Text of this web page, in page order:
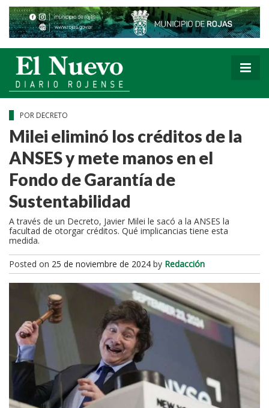
POR DECRETO
Milei eliminó los créditos de la
ANSES y mete manos en el
Fondo de Garantía de
Sustentabilidad
A través de un Decreto, Javier Milei le sacó a la ANSES la
facultad de otorgar créditos. Qué implicancias tiene esta
medida.
Posted on 25 de noviembre de 2024 by Redacción